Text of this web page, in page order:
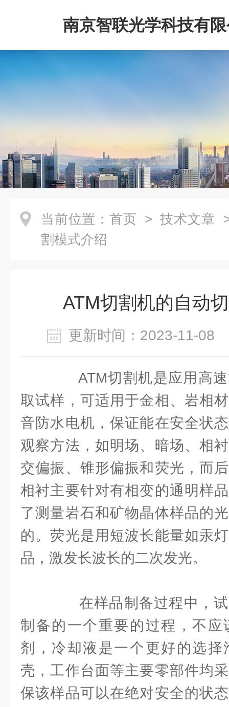
南京智联光学科技有
当前位置： 首页 > 技术文章
割模式介绍
ATM切割机的自动
更新时间：2023-11-
ATM切割机是应用高速
取试样，可适用于金相、岩相
音防水电机，保证能在安全状
观察方法，如明场、暗场、相
交偏振、锥形偏振和荧光，而
相衬主要针对有相变的通明样
了测量岩石和矿物晶体样品的
的。荧光是用短波长能量如汞
品，激发长波长的二次发光。
在样品制备过程中，试
制备的一个重要的过程，不应
剂，冷却液是一个更好的选择
壳，工作台面等主要零部件均
保该样品可以在绝对安全的状